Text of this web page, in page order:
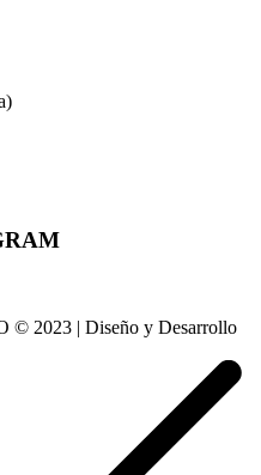
2023 | Diseño y Desarrollo